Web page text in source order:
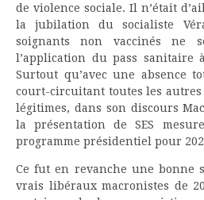
de violence sociale. Il n’était
la jubilation du socialiste
soignants non vaccinés ne
l’application du pass sanitaire
Surtout qu’avec une absence
court-circuitant toutes les
légitimes, dans son discours
la présentation de SES
programme présidentiel pour
Ce fut en revanche une bonne
vrais libéraux macronistes de